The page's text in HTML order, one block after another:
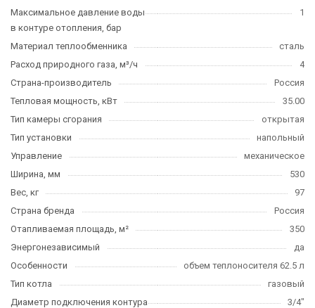
Максимальное давление воды
в контуре отопления, бар
1
Материал теплообменника
сталь
Расход природного газа, м³/ч
4
Страна-производитель
Россия
Тепловая мощность, кВт
35.00
Тип камеры сгорания
открытая
Тип установки
напольный
Управление
механическое
Ширина, мм
530
Вес, кг
97
Страна бренда
Россия
Отапливаемая площадь, м²
350
Энергонезависимый
да
Особенности
объем теплоносителя 62.5 л
Тип котла
газовый
Диаметр подключения контура
3/4"